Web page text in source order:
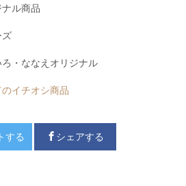
ル商品
ズ
ろ・ななえオリジナル
イチオシ商品
する シェアする